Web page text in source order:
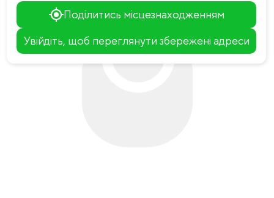
Поділитись місцезнаходженням
Увійдіть, щоб переглянути збережені адреси